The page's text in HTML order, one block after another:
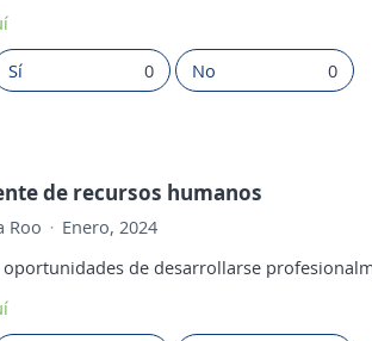
Sí 0 No 0
de recursos humanos
Roo
Enero, 2024
de desarrollarse